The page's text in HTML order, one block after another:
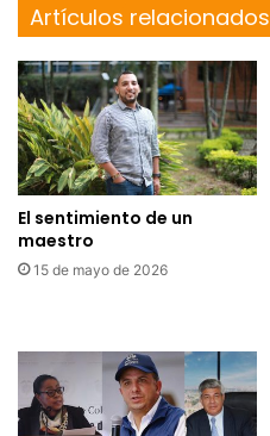
Artículos relacionados
El sentimiento de un
maestro
15 de mayo de 2026